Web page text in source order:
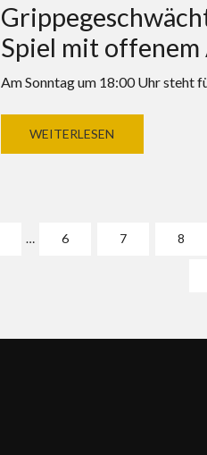
Spiel mit
Am Sonntag um 18:00 Uhr steht
WEITERLESEN
… 6 7 8